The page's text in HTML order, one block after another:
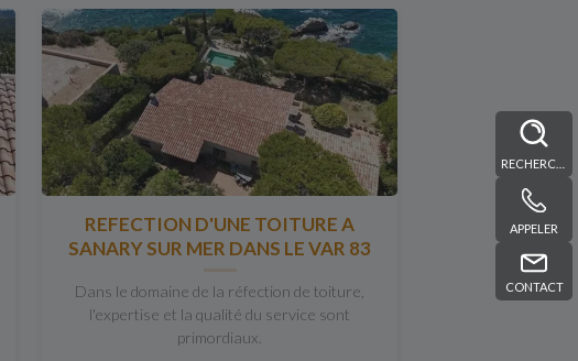
APPELER
CONTACT
REFECTION D'UNE TOITURE A
SANARY SUR MER DANS LE VAR 83
Dans le domaine de la réfection de toiture,
l'expertise et la qualité du service sont
primordiaux.